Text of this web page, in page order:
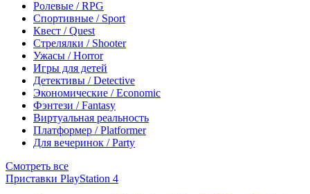
Ролевые / RPG
Спортивные / Sport
Квест / Quest
Стрелялки / Shooter
Ужасы / Horror
Игры для детей
Детективы / Detective
Экономические / Economic
Фэнтези / Fantasy
Виртуальная реальность
Платформер / Platformer
Для вечеринок / Party
Смотреть все
Приставки PlayStation 4